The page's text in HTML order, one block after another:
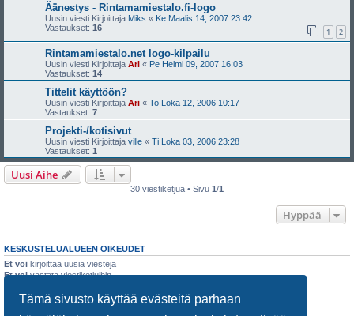
Tämä sivusto käyttää evästeitä parhaan
Äänestys - Rintamamiestalo.fi-logo
Uusin viesti Kirjoittaja Miks « Ke Maalis 14, 2007 23:42
Vastaukset: 16 1 2
Rintamamiestalo.net logo-kilpailu
Uusin viesti Kirjoittaja Ari « Pe Helmi 09, 2007 16:03
Vastaukset: 14
Tittelit käyttöön?
Uusin viesti Kirjoittaja Ari « To Loka 12, 2006 10:17
Vastaukset: 7
Projekti-/kotisivut
Uusin viesti Kirjoittaja ville « Ti Loka 03, 2006 23:28
Vastaukset: 1
Uusi Aihe
30 viestiketjua • Sivu 1/1
Hyppää
KESKUSTELUALUEEN OIKEUDET
Et voi kirjoittaa uusia viestejä
Et voivastata viestiketjuihin
Et voipoistaa omia viestejäsi